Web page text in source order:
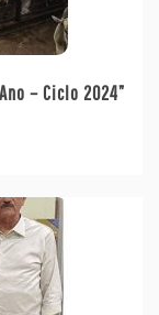
– Ciclo 2024”